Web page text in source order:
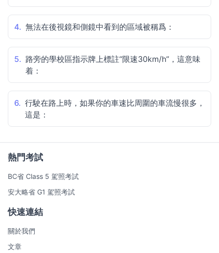
4. 無法在後視鏡和側鏡中看到的區域被稱爲：
5. 路旁的學校區指示牌上標註“限速30km/h”，這意味
着：
6. 行駛在路上時，如果你的車速比周圍的車流慢很多，
這是：
熱門考試
BC省 Class 5 駕照考試
安大略省 G1 駕照考試
快速連結
關於我們
文章